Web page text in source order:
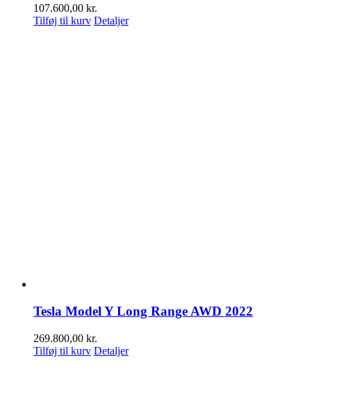
107.600,00 kr.
Tilføj til kurv Detaljer
Tesla Model Y Long Range AWD 2022
269.800,00 kr.
Tilføj til kurv Detaljer